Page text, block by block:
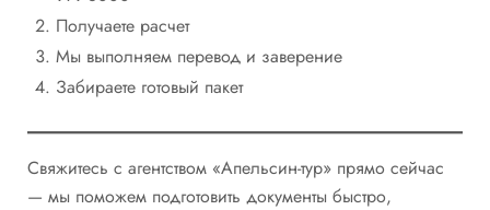
Получаете расчет
Мы выполняем перевод и заверение
Забираете готовый пакет
Свяжитесь с агентством «Апельсин-тур» прямо сейчас
— мы поможем подготовить документы быстро,